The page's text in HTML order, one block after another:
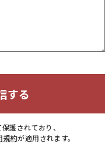
する
護されており、
規約が適用されます。